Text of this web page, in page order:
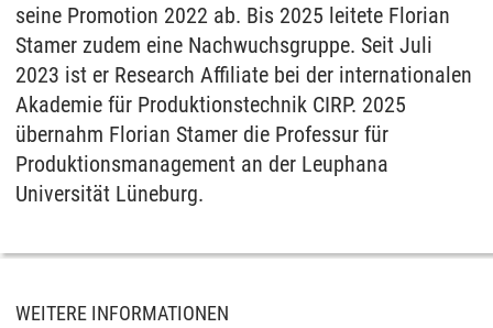
seine Promotion 2022 ab. Bis 2025 leitete Florian
Stamer zudem eine Nachwuchsgruppe. Seit Juli
2023 ist er Research Affiliate bei der internationalen
Akademie für Produktionstechnik CIRP. 2025
übernahm Florian Stamer die Professur für
Produktionsmanagement an der Leuphana
Universität Lüneburg.
WEITERE INFORMATIONEN